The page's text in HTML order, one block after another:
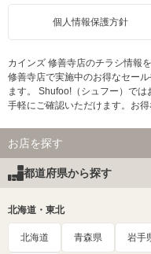
個人情報保護方針
カインズ 修善寺店のチラシ情報
修善寺店で実施中のお得なセー
ます。 Shufoo!（シュフー）では
手軽にご確認いただけます。お
お店を探す
都道府県から探す
北海道・東北
北海道 青森県 岩手